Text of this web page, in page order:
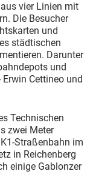
vier Linien mit
Die Besucher
und
städtischen
Darunter
und
Cettineo und
Technischen
zwei Meter
Straßenbahn im
in Reichenberg
einige Gablonzer